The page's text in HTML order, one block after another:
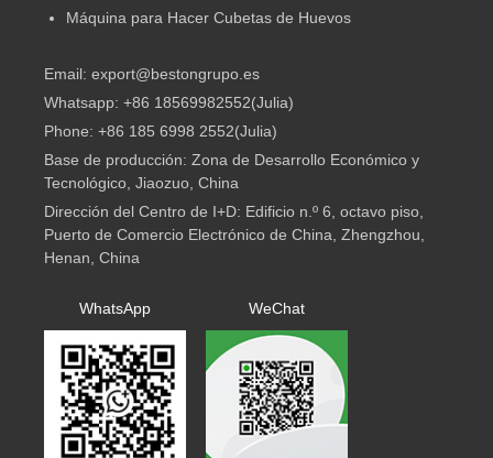
Máquina para Hacer Cubetas de Huevos
Email: export@bestongrupo.es
Whatsapp: +86 18569982552(Julia)
Phone: +86 185 6998 2552(Julia)
Base de producción: Zona de Desarrollo Económico y
Tecnológico, Jiaozuo, China
Dirección del Centro de I+D: Edificio n.º 6, octavo piso,
Puerto de Comercio Electrónico de China, Zhengzhou,
Henan, China
WhatsApp WeChat